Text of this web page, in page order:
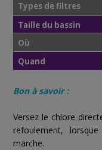
Types de filtres
Taille du bassin
Où
Quand
Bon à savoir :
Versez le chlore
refoulement,
marche.